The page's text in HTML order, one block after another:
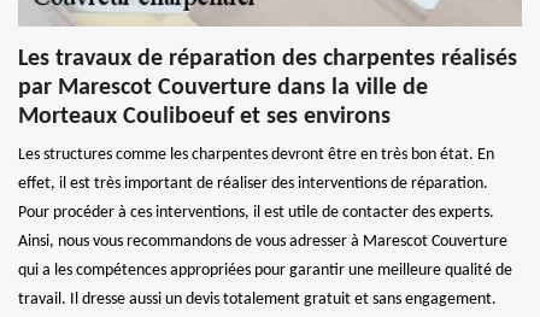
Les travaux de réparation des charpentes réalisés
par Marescot Couverture dans la ville de
Morteaux Couliboeuf et ses environs
Les structures comme les charpentes devront être en très bon état. En
effet, il est très important de réaliser des interventions de réparation.
Pour procéder à ces interventions, il est utile de contacter des experts.
Ainsi, nous vous recommandons de vous adresser à Marescot Couverture
qui a les compétences appropriées pour garantir une meilleure qualité de
travail. Il dresse aussi un devis totalement gratuit et sans engagement.